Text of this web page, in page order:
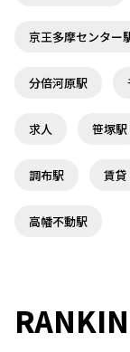
京王多摩センター
分倍河原駅
求人 笹塚駅
調布駅 賃貸
高幡不動駅